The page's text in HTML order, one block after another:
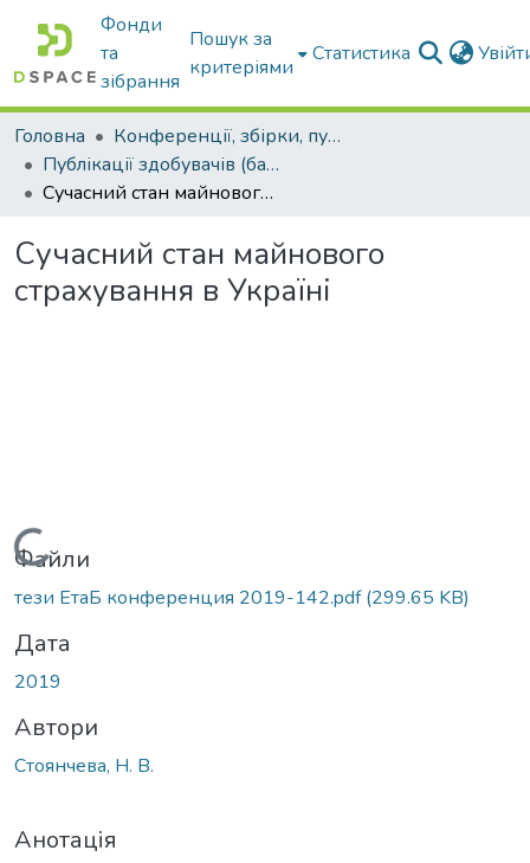
Фонди
та
зібрання
Пошук за
критеріями
Статистика
Головна
Конференції, збірки, публікації молодих вчених і здобувачів : магістрів, бакалаврів, аспірантів.
Публікації здобувачів (бакалаврів. магістрів, аспірантів)
Сучасний стан майнового страхування в Україні
Сучасний стан майнового
страхування в Україні
Вантажиться...
Файли
тези ЕтаБ конференция 2019-142.pdf(299.65 KB)
Дата
2019
Автори
Стоянчева, Н. В.
Анотація